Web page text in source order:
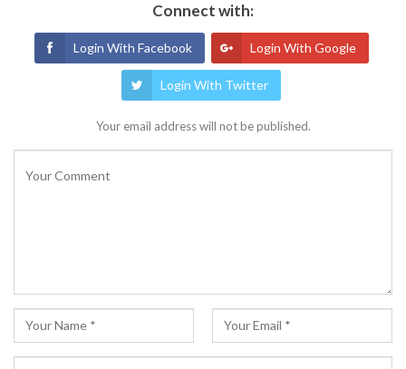
Connect with:
Login With Facebook Login With Google
Login With Twitter
Your email address will not be published.